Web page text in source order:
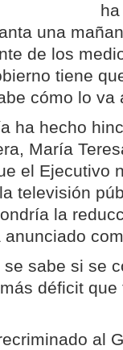
una
de los
tiene
cómo lo va
ha hecho
María
el Ejecutivo
televisión
la
sabe si se
déficit
al